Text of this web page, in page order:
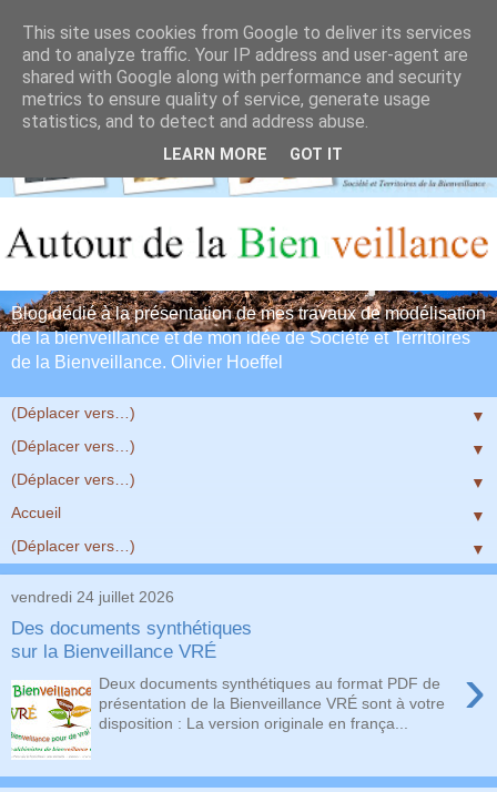
Blog dédié à la présentation de mes travaux de modélisation
de la bienveillance et de mon idée de Société et Territoires
de la Bienveillance. Olivier Hoeffel
▼
▼
▼
▼
▼
vendredi 24 juillet 2026
Des documents synthétiques
sur la Bienveillance VRÉ
›
Deux documents synthétiques au format PDF de
présentation de la Bienveillance VRÉ sont à votre
disposition : La version originale en frança...
This site uses cookies from Google to deliver its services
and to analyze traffic. Your IP address and user-agent are
shared with Google along with performance and security
metrics to ensure quality of service, generate usage
statistics, and to detect and address abuse.
LEARN MORE GOT IT